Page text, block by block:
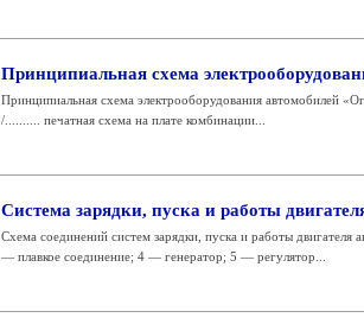
Принципиальная схема
Принципиальная схема электрооборудования автомобилей
/.......... печатная схема на плате комбинации...
Система зарядки, пуска и работы
Схема соединений систем зарядки, пуска и работы
— плавкое соединение; 4 — генератор; 5 — регулятор...